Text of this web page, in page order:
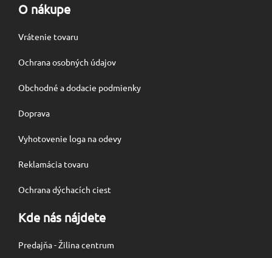
O nákupe
Vrátenie tovaru
Ochrana osobných údajov
Obchodné a dodacie podmienky
Doprava
Vyhotovenie loga na odevy
Reklamácia tovaru
Ochrana dýchacích ciest
Kde nás nájdete
Predajňa - Žilina centrum